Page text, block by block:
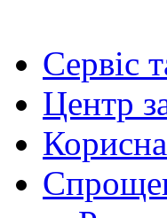
Сервіс
Центр